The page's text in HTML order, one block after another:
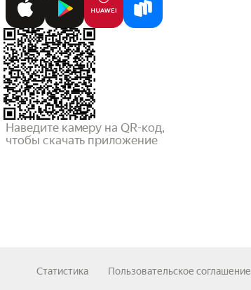
Наведите камеру на QR-код,
чтобы скачать приложение
Статистика Пользовательское соглашение